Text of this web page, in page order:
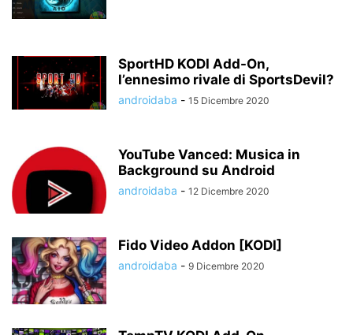
SportHD KODI Add-On,
l’ennesimo rivale di SportsDevil?
androidaba - 15 Dicembre 2020
YouTube Vanced: Musica in
Background su Android
androidaba - 12 Dicembre 2020
Fido Video Addon [KODI]
androidaba - 9 Dicembre 2020